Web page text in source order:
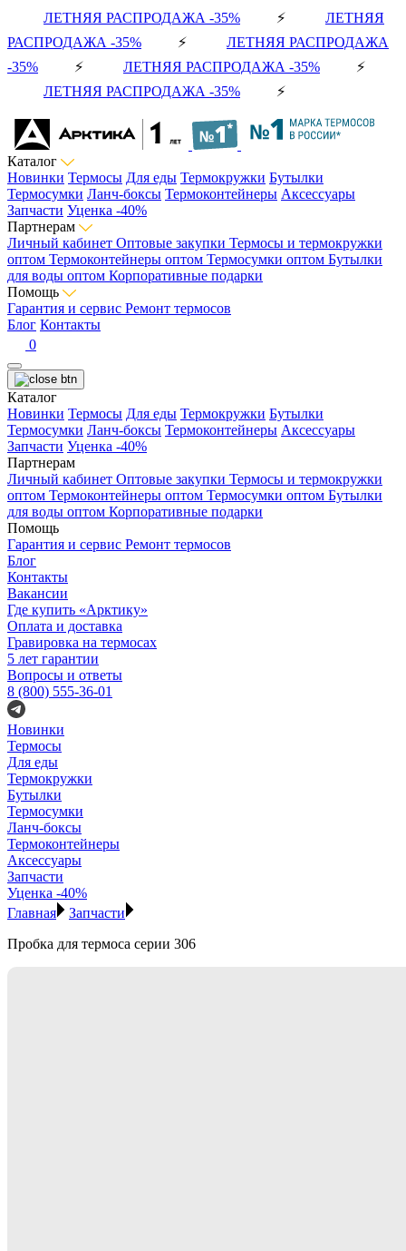
ЛЕТНЯЯ РАСПРОДАЖА -35% ⚡ ЛЕТНЯЯ
РАСПРОДАЖА -35% ⚡ ЛЕТНЯЯ РАСПРОДАЖА
-35% ⚡ ЛЕТНЯЯ РАСПРОДАЖА -35% ⚡
ЛЕТНЯЯ РАСПРОДАЖА -35% ⚡
Каталог
Новинки Термосы Для еды Термокружки Бутылки
Термосумки Ланч-боксы Термоконтейнеры Аксессуары
Запчасти Уценка -40%
Партнерам
Личный кабинет Оптовые закупки Термосы и термокружки
оптом Термоконтейнеры оптом Термосумки оптом Бутылки
для воды оптом Корпоративные подарки
Помощь
Гарантия и сервис Ремонт термосов
Блог Контакты
0
Каталог
Новинки Термосы Для еды Термокружки Бутылки
Термосумки Ланч-боксы Термоконтейнеры Аксессуары
Запчасти Уценка -40%
Партнерам
Личный кабинет Оптовые закупки Термосы и термокружки
оптом Термоконтейнеры оптом Термосумки оптом Бутылки
для воды оптом Корпоративные подарки
Помощь
Гарантия и сервис Ремонт термосов
Блог
Контакты
Вакансии
Где купить «Арктику»
Оплата и доставка
Гравировка на термосах
5 лет гарантии
Вопросы и ответы
8 (800) 555-36-01
Новинки
Термосы
Для еды
Термокружки
Бутылки
Термосумки
Ланч-боксы
Термоконтейнеры
Аксессуары
Запчасти
Уценка -40%
Главная
Запчасти
Пробка для термоса серии 306